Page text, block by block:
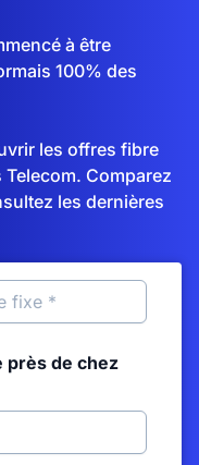
à être
100% des
les offres fibre
Telecom. Comparez
les dernières
près de chez